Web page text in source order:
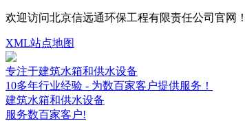
欢迎访问北京信远通环保工程有限责任公司官网！
XML站点地图
专注于建筑水箱和供水设备
10多年行业经验 - 为数百家客户提供服务！
建筑水箱和供水设备
服务数百家客户!